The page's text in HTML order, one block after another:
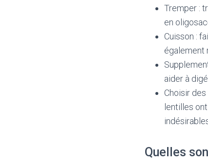
Tremper :
en
Cuisson :
également
aider à
Choisir
lentilles
Quelles